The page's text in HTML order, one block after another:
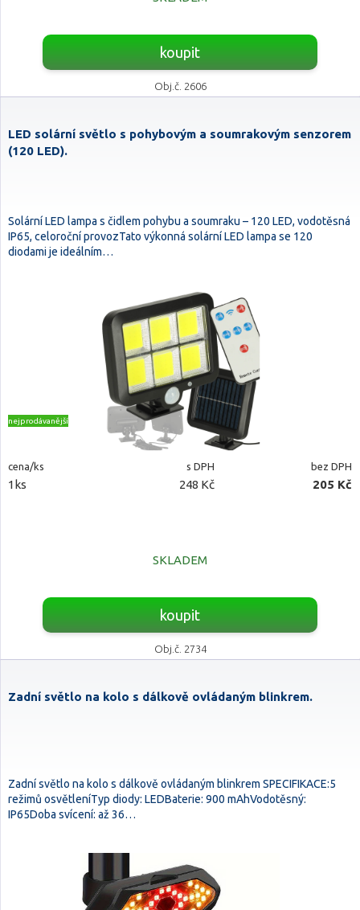
koupit
Obj.č. 2606
LED solární světlo s pohybovým a soumrakovým senzorem
(120 LED).
Solární LED lampa s čidlem pohybu a soumraku – 120 LED, vodotěsná
IP65, celoroční provozTato výkonná solární LED lampa se 120
diodami je ideálním…
nejprodávanější
cena/ks s DPH bez DPH
1ks 248 Kč 205 Kč
SKLADEM
koupit
Obj.č. 2734
Zadní světlo na kolo s dálkově ovládaným blinkrem.
Zadní světlo na kolo s dálkově ovládaným blinkrem SPECIFIKACE:5
režimů osvětleníTyp diody: LEDBaterie: 900 mAhVodotěsný:
IP65Doba svícení: až 36…